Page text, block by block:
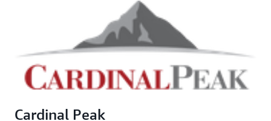
Cardinal Peak